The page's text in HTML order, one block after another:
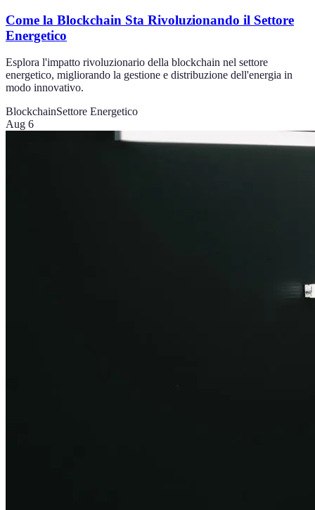
Come la Blockchain Sta Rivoluzionando il Settore
Energetico
Esplora l'impatto rivoluzionario della blockchain nel settore
energetico, migliorando la gestione e distribuzione dell'energia in
modo innovativo.
BlockchainSettore Energetico
Aug 6